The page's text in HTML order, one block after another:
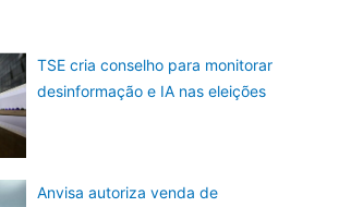
TSE cria conselho para monitorar
desinformação e IA nas eleições
Anvisa autoriza venda de